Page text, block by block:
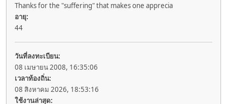
Thanks for the "suffering" that makes one apprecia
อายุ:
44
วันที่ลงทะเบียน:
08 เมษายน 2008, 16:35:06
เวลาท้องถิ่น:
08 สิงหาคม 2026, 18:53:16
ใช้งานล่าสุด: